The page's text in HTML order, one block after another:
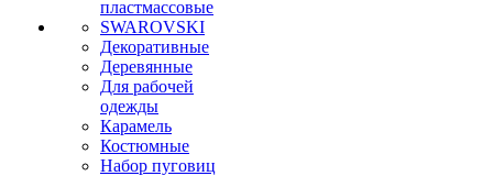
пластмассовые
SWAROVSKI
Декоративные
Деревянные
Для рабочей
одежды
Карамель
Костюмные
Набор пуговиц